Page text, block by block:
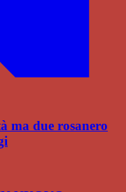
ma due rosanero